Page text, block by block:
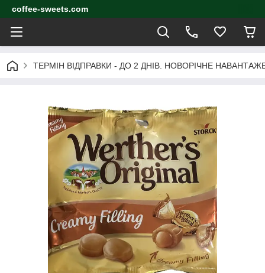
coffee-sweets.com
ТЕРМІН ВІДПРАВКИ - ДО 2 ДНІВ. НОВОРІЧНЕ